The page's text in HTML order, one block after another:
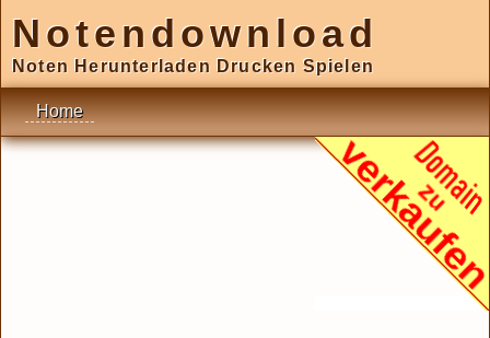
Notendownload
Noten Herunterladen Drucken Spielen
Home